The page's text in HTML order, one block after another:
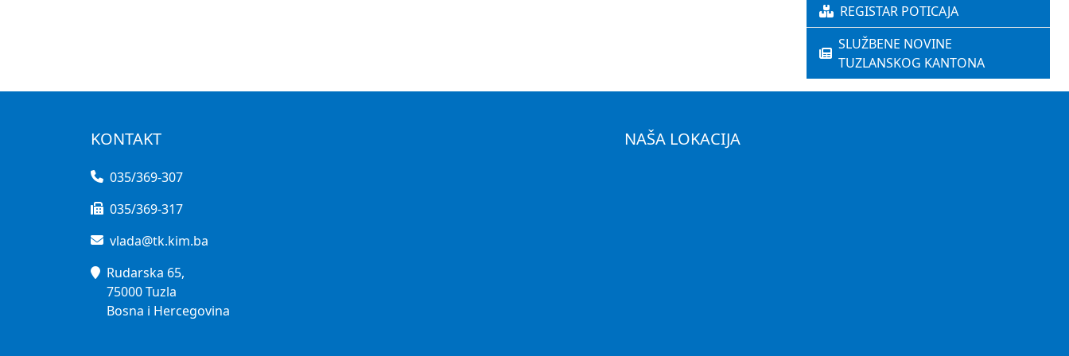
REGISTAR POTICAJA
SLUŽBENE NOVINE
TUZLANSKOG KANTONA
KONTAKT
035/369-307
035/369-317
vlada@tk.kim.ba
Rudarska 65,
75000 Tuzla
Bosna i Hercegovina
NAŠA LOKACIJA